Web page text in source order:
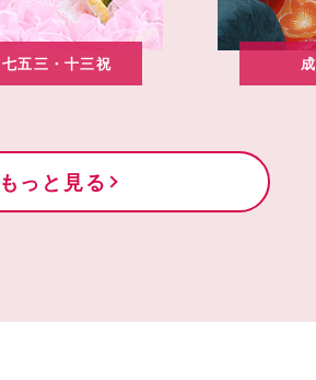
七五三・十三祝
もっと見る